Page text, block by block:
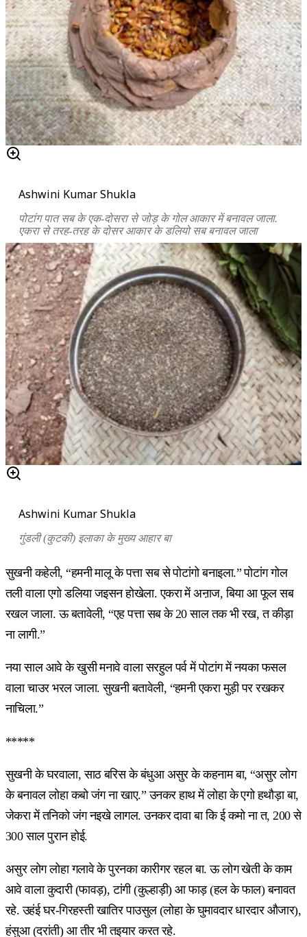
Ashwini Kumar Shukla
पोटांग पात सब के एक-दोसरा से जोड़ के गोल आकार में बनावल जाला.
एकरा से तरह-तरह के दोसर आकार के डलियो सब बनावल जाला
Ashwini Kumar Shukla
गुंडली (कुटकी) इलाका के मुख्य आहार बा
सुखनी कहेली, “हमनी मालू के पत्ता सब से पोटांगो बनाइला.” पोटांग गोल
तली वाला एगो डलिया जइसन होखेला. एकरा में अऩाज, बिया आ फूल सब
रखल जाला. ऊ बतावेली, “एह पत्ता सब के 20 साल तक भी रख, त कीड़ा
ना लागी.”
नया साल आवे के खुसी मनावे वाला सरहुल पर्व में पोटांग में नयका फसल
वाला चाउर भरल जाला. सुखनी बतावेली, “हमनी एकरा मुड़ी पर रखकर
नाचिला.”
*****
सुखनी के घरवाला, साठ बरिस के बंधुआ असुर के कहनाम बा, “असुर लोग
के बनावल लोहा कबो जंग ना खाए.” उनकर हाथ में लोहा के एगो हथौड़ा बा,
जेकरा में तनिको जंग नइखे लागल. उनकर दावा बा कि ई कमो ना त, 200 से
300 साल पुरान होई.
असुर लोग लोहा गलावे के पुरनका कारीगर रहल बा. ऊ लोग खेती के काम
आवे वाला कुदारी (फावड़), टांगी (कुल्हाड़ी) आ फाड़ (हल के फाल) बनावत
रहे. उहंई घर-गिरहस्ती खातिर पाउसुल (लोहा के घुमावदार धारदार औजार),
हंसुआ (दरांती) आ तीर भी तइयार करत रहे.